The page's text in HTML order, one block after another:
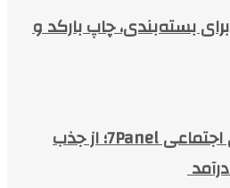
بسته‌بندی، چاپ بارکد و
خدمات شبکه‌های اجتماعی 7Panel؛ از جذب